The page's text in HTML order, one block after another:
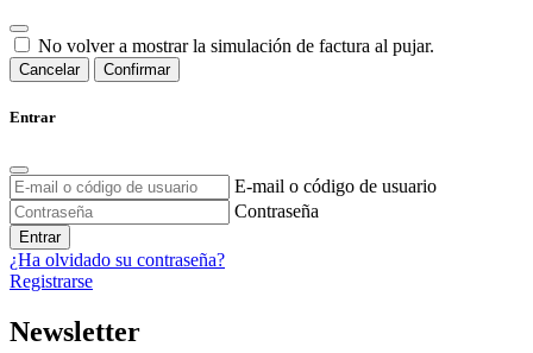
No volver a mostrar la simulación de factura al pujar.
Cancelar Confirmar
Entrar
E-mail o código de usuario
Contraseña
Entrar
¿Ha olvidado su contraseña?
Registrarse
Newsletter